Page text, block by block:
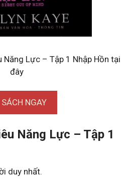
Năng Lực – Tập 1 Nhập Hồn tại
đây
NGAY
Năng Lực – Tập 1
duy nhất.